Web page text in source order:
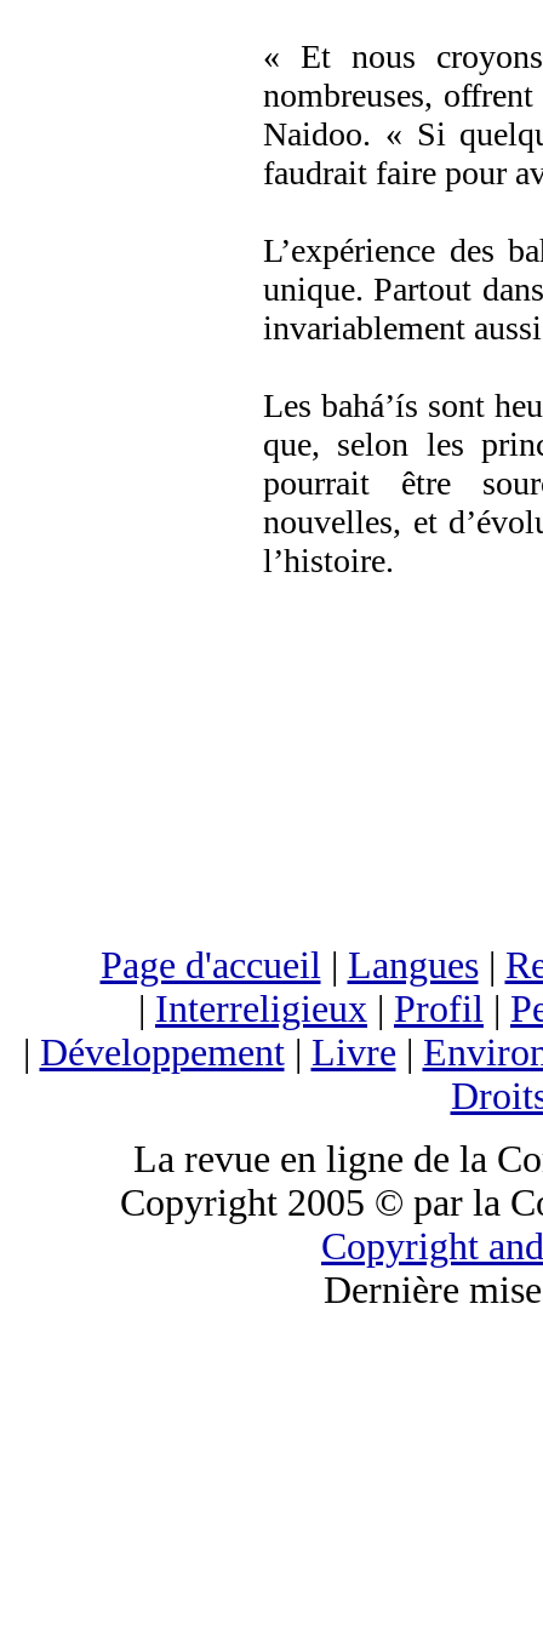
« Et nous
nombreuses,
Naidoo. « Si
faudrait faire pour
L’expérience des
unique. Partout
invariablement
Les bahá’ís sont
que, selon les
pourrait être
nouvelles, et
l’histoire.
Page d'accueil| Langues|
| Interreligieux | Profil |
| Développement| Livre |
La revue en ligne de la
Copyright 2005 © par la
Copyright
Dernière